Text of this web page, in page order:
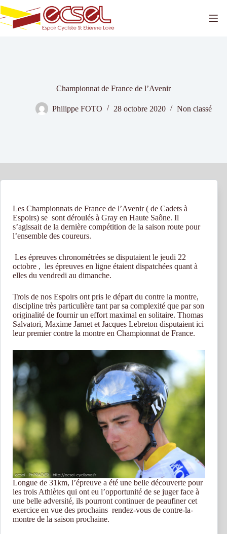
Passer
au
contenu
Championnat de France de l’Avenir
Philippe FOTO 28 octobre 2020 Non classé
Les Championnats de France de l’Avenir ( de Cadets à
Espoirs) se sont déroulés à Gray en Haute Saône. Il
s’agissait de la dernière compétition de la saison route pour
l’ensemble des coureurs.
Les épreuves chronométrées se disputaient le jeudi 22
octobre , les épreuves en ligne étaient dispatchées quant à
elles du vendredi au dimanche.
Trois de nos Espoirs ont pris le départ du contre la montre,
discipline très particulière tant par sa complexité que par son
originalité de fournir un effort maximal en solitaire. Thomas
Salvatori, Maxime Jarnet et Jacques Lebreton disputaient ici
leur premier contre la montre en Championnat de France.
Longue de 31km, l’épreuve a été une belle découverte pour
les trois Athlètes qui ont eu l’opportunité de se juger face à
une belle adversité, ils pourront continuer de peaufiner cet
exercice en vue des prochains rendez-vous de contre-la-
montre de la saison prochaine.